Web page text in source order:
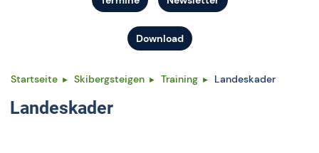
Download
Startseite Skibergsteigen Training Landeskader
Landeskader